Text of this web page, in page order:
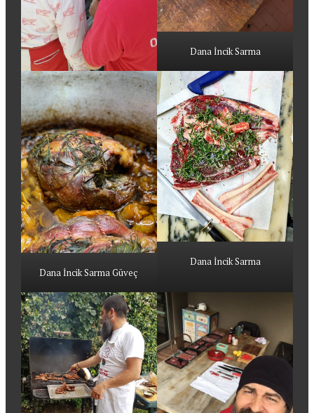
Dana İncik Sarma
Dana İncik Sarma Güveç
Dana İncik Sarma